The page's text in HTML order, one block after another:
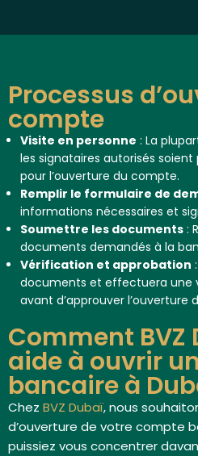
Processus
compte
Visite en personne : La
les signataires autorisés
pour l’ouverture du compte.
Remplir le formulaire de
informations nécessaires et
Soumettre les documents :
documents demandés à la
Vérification et approbation
documents et effectuera une
avant d’approuver l’ouverture
Comment BVZ
aide à ouvrir
bancaire à
Chez BVZ Dubaï, nous
d’ouverture de votre compte
puissiez vous concentrer